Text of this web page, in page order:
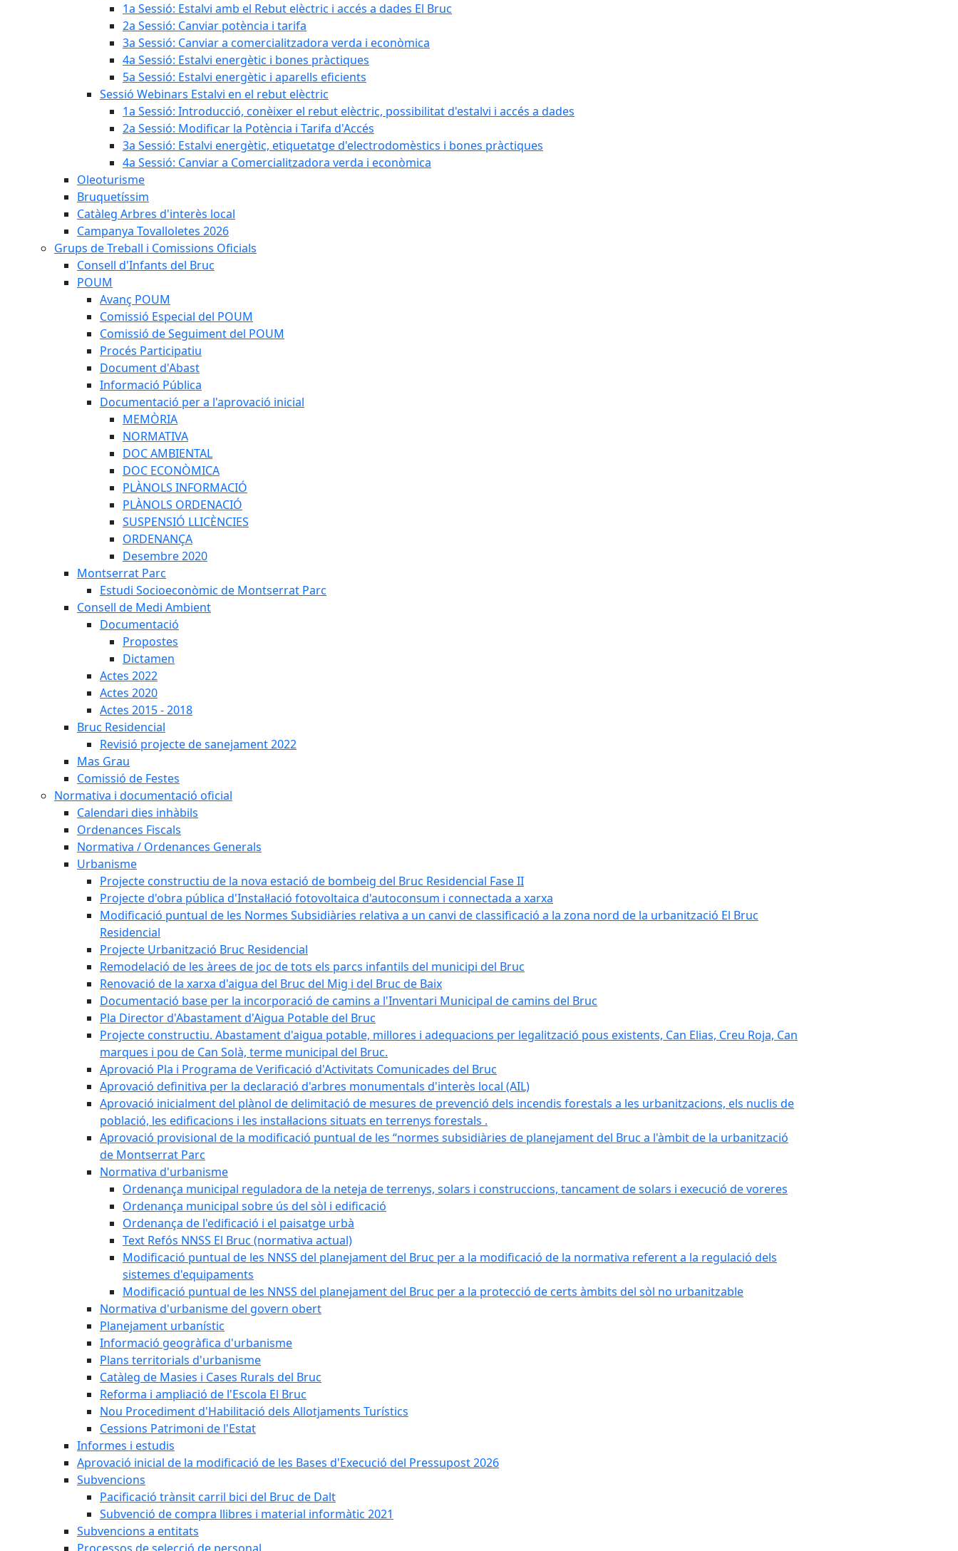
1a Sessió: Estalvi amb el Rebut elèctric i accés a dades El Bruc
2a Sessió: Canviar potència i tarifa
3a Sessió: Canviar a comercialitzadora verda i econòmica
4a Sessió: Estalvi energètic i bones pràctiques
5a Sessió: Estalvi energètic i aparells eficients
Sessió Webinars Estalvi en el rebut elèctric
1a Sessió: Introducció, conèixer el rebut elèctric, possibilitat d'estalvi i accés a dades
2a Sessió: Modificar la Potència i Tarifa d'Accés
3a Sessió: Estalvi energètic, etiquetatge d'electrodomèstics i bones pràctiques
4a Sessió: Canviar a Comercialitzadora verda i econòmica
Oleoturisme
Bruquetíssim
Catàleg Arbres d'interès local
Campanya Tovalloletes 2026
Grups de Treball i Comissions Oficials
Consell d'Infants del Bruc
POUM
Avanç POUM
Comissió Especial del POUM
Comissió de Seguiment del POUM
Procés Participatiu
Document d'Abast
Informació Pública
Documentació per a l'aprovació inicial
MEMÒRIA
NORMATIVA
DOC AMBIENTAL
DOC ECONÒMICA
PLÀNOLS INFORMACIÓ
PLÀNOLS ORDENACIÓ
SUSPENSIÓ LLICÈNCIES
ORDENANÇA
Desembre 2020
Montserrat Parc
Estudi Socioeconòmic de Montserrat Parc
Consell de Medi Ambient
Documentació
Propostes
Dictamen
Actes 2022
Actes 2020
Actes 2015 - 2018
Bruc Residencial
Revisió projecte de sanejament 2022
Mas Grau
Comissió de Festes
Normativa i documentació oficial
Calendari dies inhàbils
Ordenances Fiscals
Normativa / Ordenances Generals
Urbanisme
Projecte constructiu de la nova estació de bombeig del Bruc Residencial Fase II
Projecte d'obra pública d'Instal·lació fotovoltaica d'autoconsum i connectada a xarxa
Modificació puntual de les Normes Subsidiàries relativa a un canvi de classificació a la zona nord de la urbanització El Bruc
Residencial
Projecte Urbanització Bruc Residencial
Remodelació de les àrees de joc de tots els parcs infantils del municipi del Bruc
Renovació de la xarxa d'aigua del Bruc del Mig i del Bruc de Baix
Documentació base per la incorporació de camins a l'Inventari Municipal de camins del Bruc
Pla Director d'Abastament d'Aigua Potable del Bruc
Projecte constructiu. Abastament d'aigua potable, millores i adequacions per legalització pous existents, Can Elias, Creu Roja, Can
marques i pou de Can Solà, terme municipal del Bruc.
Aprovació Pla i Programa de Verificació d'Activitats Comunicades del Bruc
Aprovació definitiva per la declaració d'arbres monumentals d'interès local (AIL)
Aprovació inicialment del plànol de delimitació de mesures de prevenció dels incendis forestals a les urbanitzacions, els nuclis de
població, les edificacions i les instal·lacions situats en terrenys forestals .
Aprovació provisional de la modificació puntual de les “normes subsidiàries de planejament del Bruc a l'àmbit de la urbanització
de Montserrat Parc
Normativa d'urbanisme
Ordenança municipal reguladora de la neteja de terrenys, solars i construccions, tancament de solars i execució de voreres
Ordenança municipal sobre ús del sòl i edificació
Ordenança de l'edificació i el paisatge urbà
Text Refós NNSS El Bruc (normativa actual)
Modificació puntual de les NNSS del planejament del Bruc per a la modificació de la normativa referent a la regulació dels
sistemes d'equipaments
Modificació puntual de les NNSS del planejament del Bruc per a la protecció de certs àmbits del sòl no urbanitzable
Normativa d'urbanisme del govern obert
Planejament urbanístic
Informació geogràfica d'urbanisme
Plans territorials d'urbanisme
Catàleg de Masies i Cases Rurals del Bruc
Reforma i ampliació de l'Escola El Bruc
Nou Procediment d'Habilitació dels Allotjaments Turístics
Cessions Patrimoni de l'Estat
Informes i estudis
Aprovació inicial de la modificació de les Bases d'Execució del Pressupost 2026
Subvencions
Pacificació trànsit carril bici del Bruc de Dalt
Subvenció de compra llibres i material informàtic 2021
Subvencions a entitats